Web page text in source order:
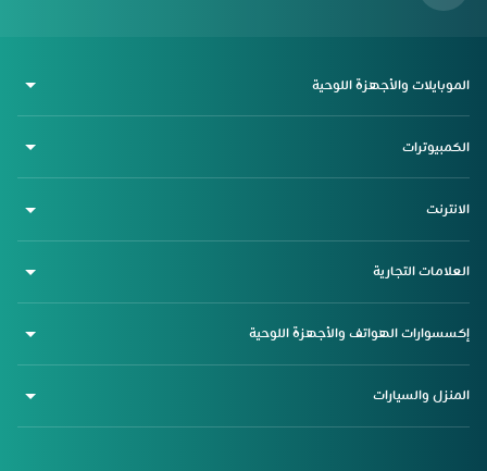
الموبايلات والأجهزة اللوحية
الكمبيوترات
الانترنت
العلامات التجارية
إكسسوارات الهواتف والأجهزة اللوحية
المنزل والسيارات